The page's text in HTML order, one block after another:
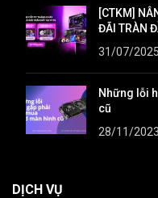
[CTKM]
ĐÃI TRÀN
31/07/2025
Những lỗi
cũ
28/11/2023
DỊCH VỤ